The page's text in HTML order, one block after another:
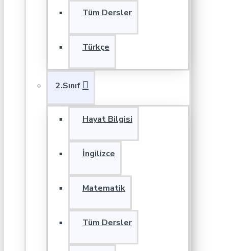
Tüm Dersler
Türkçe
2.Sınıf
Hayat Bilgisi
İngilizce
Matematik
Tüm Dersler